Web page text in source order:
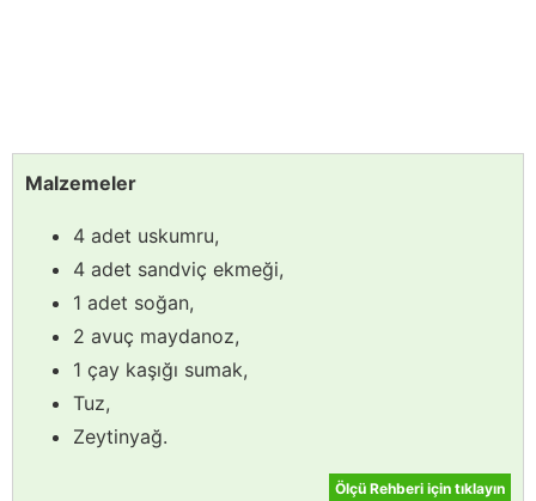
Malzemeler
4 adet uskumru,
4 adet sandviç ekmeği,
1 adet soğan,
2 avuç maydanoz,
1 çay kaşığı sumak,
Tuz,
Zeytinyağ.
Ölçü Rehberi için tıklayın